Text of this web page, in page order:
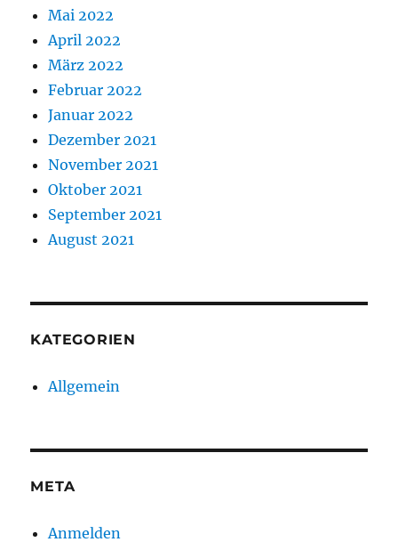
Mai 2022
April 2022
März 2022
Februar 2022
Januar 2022
Dezember 2021
November 2021
Oktober 2021
September 2021
August 2021
KATEGORIEN
Allgemein
META
Anmelden